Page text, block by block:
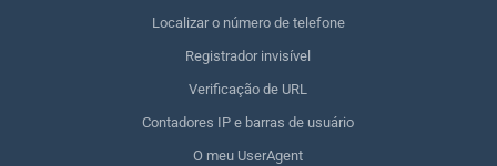
Localizar o número de telefone
Registrador invisível
Verificação de URL
Contadores IP e barras de usuário
O meu UserAgent